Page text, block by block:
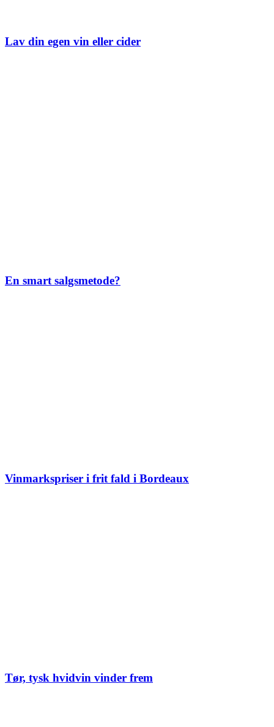
Lav din egen vin eller cider
En smart salgsmetode?
Vinmarkspriser i frit fald i Bordeaux
Tør, tysk hvidvin vinder frem